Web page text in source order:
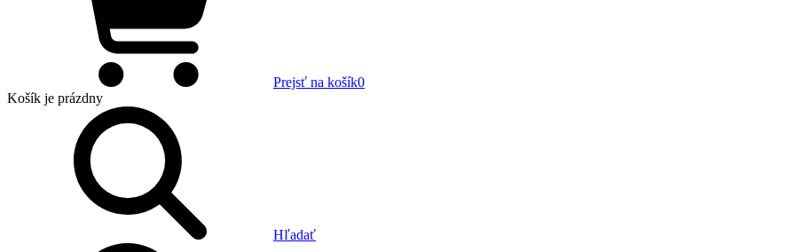
Prejsť na košík0
Košík je prázdny
Hľadať